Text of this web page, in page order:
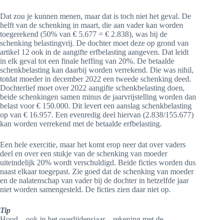
Dat zou je kunnen menen, maar dat is toch niet het geval. De
helft van de schenking in maart, die aan vader kan worden
toegerekend (50% van € 5.677 = € 2.838), was bij de
schenking belastingvrij. De dochter moet deze op grond van
artikel 12 ook in de aangifte erfbelasting aangeven. Dat leidt
in elk geval tot een finale heffing van 20%. De betaalde
schenkbelasting kan daarbij worden verrekend. Die was nihil,
totdat moeder in december 2022 een tweede schenking deed.
Dochterlief moet over 2022 aangifte schenkbelasting doen,
beide schenkingen samen minus de jaarvrijstelling worden dan
belast voor € 150.000. Dit levert een aanslag schenkbelasting
op van € 16.957. Een evenredig deel hiervan (2.838/155.677)
kan worden verrekend met de betaalde erfbelasting.
Een hele exercitie, maar het komt erop neer dat over vaders
deel en over een stukje van de schenking van moeder
uiteindelijk 20% wordt verschuldigd. Beide ficties worden dus
naast elkaar toegepast. Zie goed dat de schenking van moeder
en de nalatenschap van vader bij de dochter in hetzelfde jaar
niet worden samengesteld. De ficties zien daar niet op.
Tip